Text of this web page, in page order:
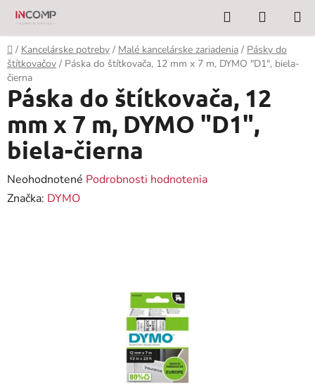
Prejsť
obsah
Hľadať
KOŠÍK
Domov
/ Kancelárske potreby / Malé kancelárske zariadenia / Pásky do
štítkovačov / Páska do štítkovača, 12 mm x 7 m, DYMO "D1", biela-
čierna
Páska do štítkovača, 12
mm x 7 m, DYMO "D1",
biela-čierna
Priemerné
hodnotenie
Neohodnotené Podrobnosti hodnotenia
Značka: DYMO